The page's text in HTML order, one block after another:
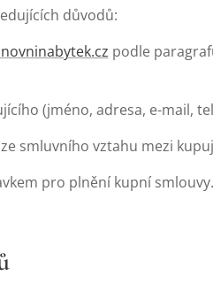
důvodů:
podle
(jméno, adresa, e-mail,
smluvního vztahu mezi
pro plnění kupní